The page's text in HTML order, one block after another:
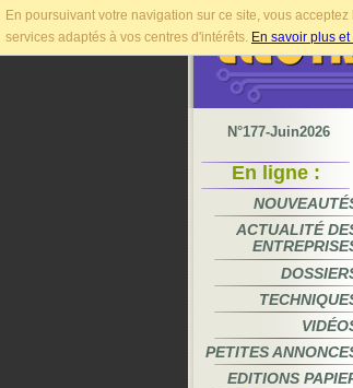
En poursuivant votre navigation sur ce site, vous
services adaptés à vos centres d'intérêts. En savoir plus
N°177-Juin2026
En ligne :
ACTUALITÉ
PETITES
EDITIONS